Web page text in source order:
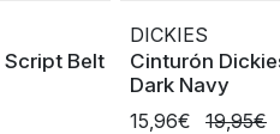
Script Belt
DICKIES
Cinturón
Dark Navy
15,96€
19,95€